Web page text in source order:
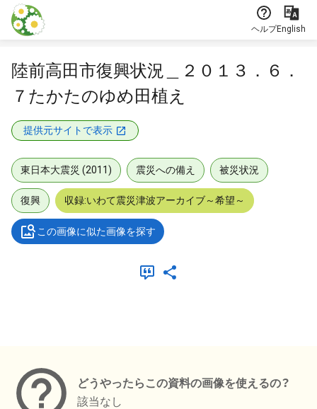
本文に飛ぶ
ヘルプEnglish
陸前高田市復興状況＿２０１３．６．
７たかたのゆめ田植え
提供元サイトで表示
東日本大震災 (2011) 震災への備え 被災状況
復興 収録:いわて震災津波アーカイブ～希望～
この画像に似た画像を探す
どうやったらこの資料の画像を使えるの？
該当なし